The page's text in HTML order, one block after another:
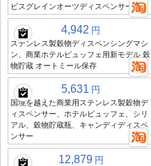
ビスグレインオーツディスペンサー
4,942 円
ステンレス製穀物ディスペンシングマシ
ン、商業ホテルビュッフェ用新モデル 穀
物貯蔵 オートミール保存
5,631 円
国境を越えた商業用ステンレス製穀物デ
ィスペンサー、ホテルビュッフェ、シリ
アル、穀物貯蔵瓶、キャンディディスペ
ンサー
12,879 円